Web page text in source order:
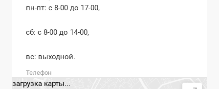
пн-пт: с 8-00 до 17-00,
сб: с 8-00 до 14-00,
вс: выходной.
Телефон
+7 900 234-21-16
загрузка карты...